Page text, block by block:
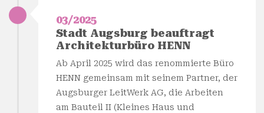
03/2025
Stadt Augsburg beauftragt
Architekturbüro HENN
Ab April 2025 wird das renommierte Büro
HENN gemeinsam mit seinem Partner, der
Augsburger LeitWerk AG, die Arbeiten
am Bauteil II (Kleines Haus und